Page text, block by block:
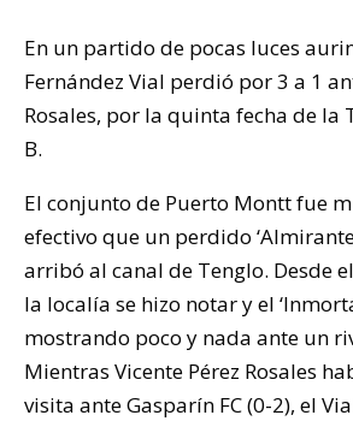
En un partido de pocas luces
Fernández Vial perdió por 3 a 1
Rosales, por la quinta fecha de la
B.
El conjunto de Puerto Montt fue
efectivo que un perdido
arribó al canal de Tenglo. Desde
la localía se hizo notar y el
mostrando poco y nada ante un
Mientras Vicente Pérez Rosales
visita ante Gasparín FC (0-2), el